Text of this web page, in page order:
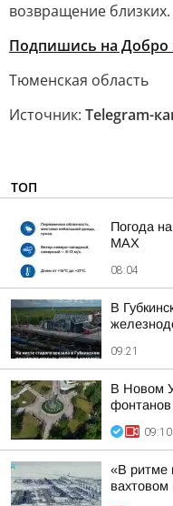
возвращение близких.
Подпишись на Добро
Тюменская область
Источник: Telegram-
ТОП
Погода
MAX
08:04
В
09:21
В Новом
фонтанов
09:10
«В ритме
вахтовом